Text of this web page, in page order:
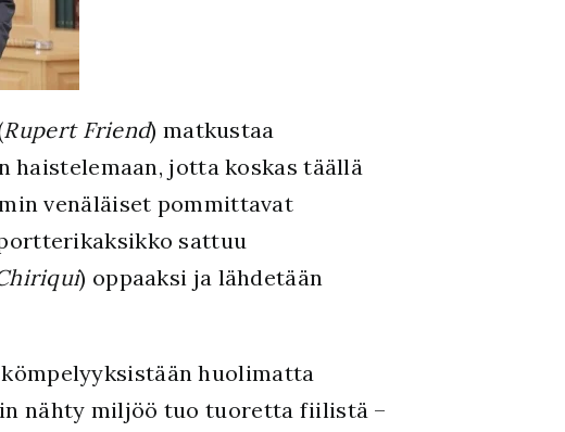
Rupert Friend) matkustaa
haistelemaan, jotta koskas täällä
venäläiset pommittavat
sattuu
) oppaaksi ja lähdetään
huolimatta
nähty miljöö tuo tuoretta fiilistä –